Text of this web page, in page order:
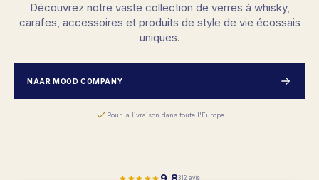
Découvrez notre vaste collection de verres à whisky,
carafes, accessoires et produits de style de vie écossais
uniques.
NAAR MOOD COMPANY
Pour la livraison dans toute l'Europe
★★★★★ 312 avis